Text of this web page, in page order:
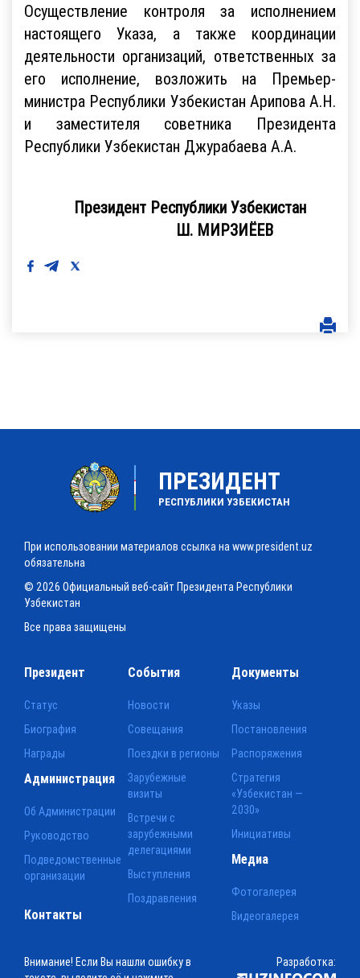
Осуществление контроля за исполнением
настоящего Указа, а также координации
деятельности организаций, ответственных за
его исполнение, возложить на Премьер-
министра Республики Узбекистан Арипова А.Н.
и заместителя советника Президента
Республики Узбекистан Джурабаева А.А.
Президент Республики Узбекистан
Ш. МИРЗИЁЕВ
ПРЕЗИДЕНТ
РЕСПУБЛИКИ УЗБЕКИСТАН
При использовании материалов ссылка на www.president.uz
обязательна
© 2026 Официальный веб-сайт Президента Республики
Узбекистан
Все права защищены
Президент
Статус
Биография
Награды
События
Новости
Совещания
Поездки в регионы
Зарубежные
визиты
Встречи с
зарубежными
делегациями
Выступления
Поздравления
Документы
Указы
Постановления
Распоряжения
Стратегия
«Узбекистан —
2030»
Инициативы
Администрация
Об Администрации
Руководство
Подведомственные
организации
Медиа
Фотогалерея
Видеогалерея
Контакты
Внимание! Если Вы нашли ошибку в
Разработка: